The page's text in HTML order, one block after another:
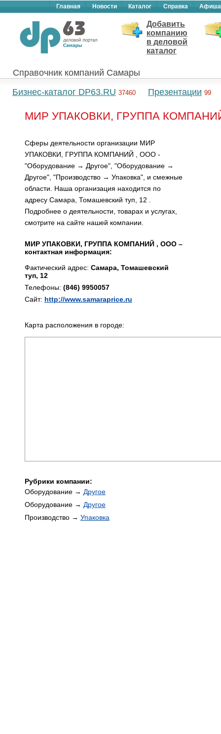
Главная Новости Каталог Справка Афиша
Добавить
компанию
в деловой
каталог
Справочник компаний Самары
Бизнес-каталог DP63.RU 37460 Презентации 99
МИР УПАКОВКИ, ГРУППА
Сферы деятельности организации МИР
УПАКОВКИ, ГРУППА КОМПАНИЙ , ООО -
"Оборудование → Другое", "Оборудование →
Другое", "Производство → Упаковка", и смежные
области. Наша организация находится по
адресу Самара, Томашевский туп, 12 .
Подробнее о деятельности, товарах и услугах,
смотрите на сайте нашей компании.
МИР УПАКОВКИ, ГРУППА КОМПАНИЙ , ООО –
контактная информация:
Фактический адрес: Самара, Томашевский
туп, 12
Телефоны: (846) 9950057
Сайт: http://www.samaraprice.ru
Карта расположения в городе:
Рубрики компании:
Оборудование → Другое
Оборудование → Другое
Производство → Упаковка